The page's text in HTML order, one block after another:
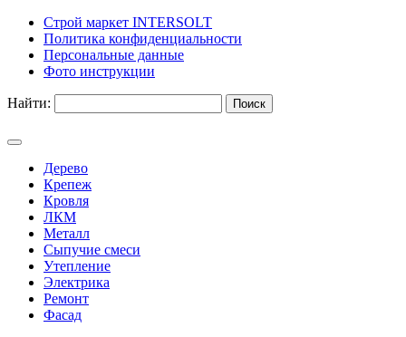
Строй маркет INTERSOLT
Политика конфиденциальности
Персональные данные
Фото инструкции
Найти:
Дерево
Крепеж
Кровля
ЛКМ
Металл
Сыпучие смеси
Утепление
Электрика
Ремонт
Фасад